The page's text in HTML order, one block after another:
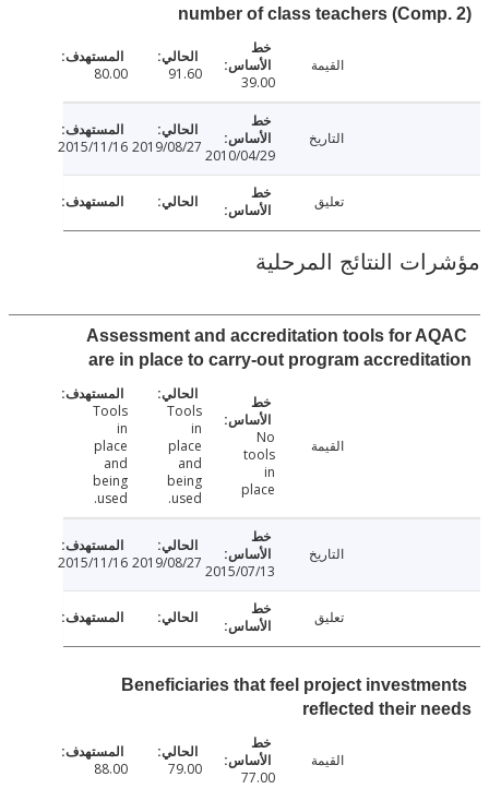
number of class teachers
91.60
80.00
2010/04/29
2019/08/27
2015/11/16
النتائج المرحلية
Assessment and accreditation tools for
are in place to carry-out program
tools
Tools
in
place
and
being
used.
Tools
place
and
being
used.
2015/07/13
2019/08/27
2015/11/16
Beneficiaries that feel project
reflected their
79.00
88.00